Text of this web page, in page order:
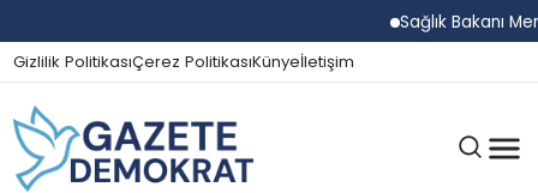
Sağlık Bakanı
Gizlilik PolitikasıÇerez PolitikasıKünyeİletişim